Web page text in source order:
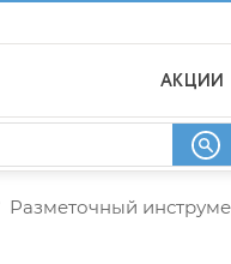
АКЦИИ
Разметочный